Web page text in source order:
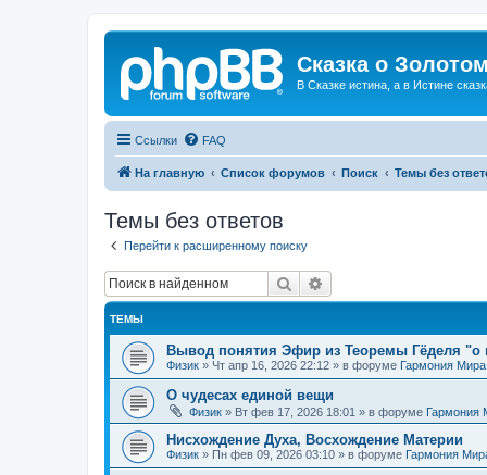
Сказка о
В Сказке истина, а в Истине
Ссылки FAQ
На главную Список форумов Поиск Темы без
Темы без ответов
Перейти к расширенному поиску
Поиск
ТЕМЫ
Вывод понятия Эфир из Теоремы Гёделя "о
Физик » Чт апр 16, 2026 22:12 » в форуме Гармония Мира
О чудесах единой вещи
Физик » Вт фев 17, 2026 18:01 » в форуме Гармония
Нисхождение Духа, Восхождение Материи
Физик » Пн фев 09, 2026 03:10 » в форуме Гармония